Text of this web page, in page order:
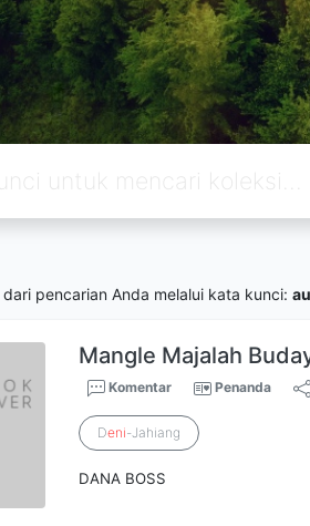
dari pencarian Anda melalui kata kunci:
Mangle Majalah
Komentar Penanda
Deni-Jahiang
DANA BOSS